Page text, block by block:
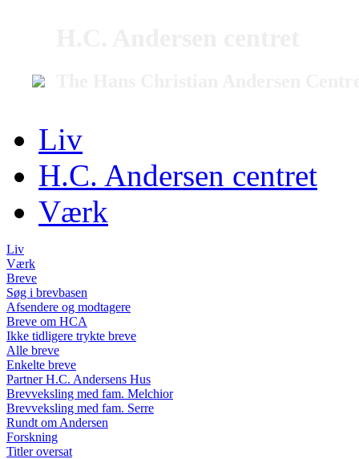
Liv
H.C. Andersen centret
Værk
Liv
Værk
Breve
Søg i brevbasen
Afsendere og modtagere
Breve om HCA
Ikke tidligere trykte breve
Alle breve
Enkelte breve
Partner H.C. Andersens Hus
Brevveksling med fam. Melchior
Brevveksling med fam. Serre
Rundt om Andersen
Forskning
Titler oversat